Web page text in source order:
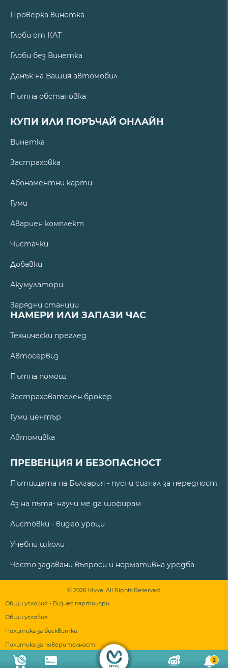
2
Проверка винетка
Глоби от КАТ
Глоби без Винетка
Данък на Вашия автомобил
Пътна обстановка
КУПИ ИЛИ ПОРЪЧАЙ ОНЛАЙН
Винетка
Застраховка
Абонаментни карти
Гуми
Авариен комплект
Чистачки
Добавки
Акумулатори
Зарядни станции
НАМЕРИ ИЛИ ЗАПАЗИ ЧАС
Технически преглед
Автосервиз
Пътна помощ
Застрахователен брокер
Гуми център
Автомивка
ПРЕВЕНЦИЯ И БЕЗОПАСНОСТ
Пътищата на България - пусни сигнал за нередност
Аз на пътя- научи ме да шофирам
Листовки - видео уроци
Учебни школи
Често задавани въпроси и нормативна уредба
© 2026 Myve. All Rights Reserved.
Общи условия - Бизнес партньори
Общи условия
Политика за бисквитки
Политика за поверителност